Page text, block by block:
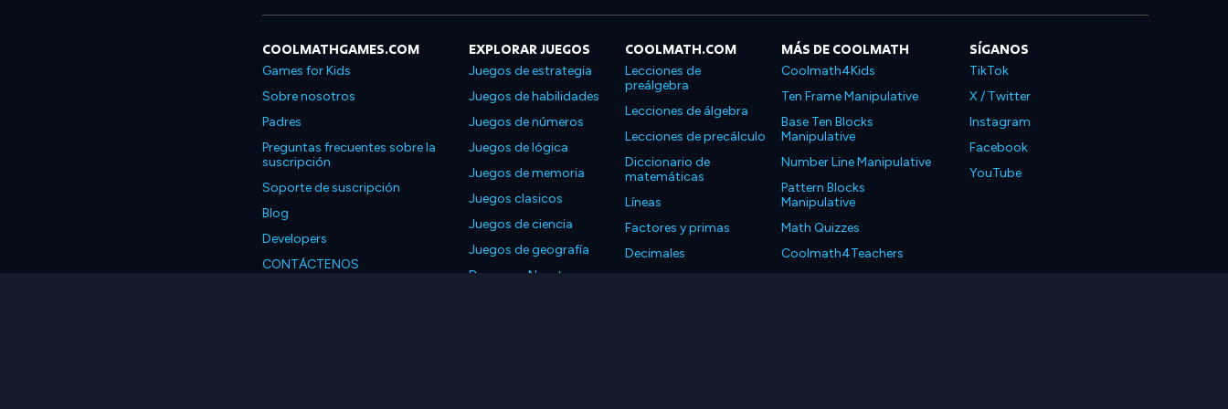
COOLMATHGAMES.COM
Games for Kids
Sobre nosotros
Padres
Preguntas frecuentes sobre la
suscripción
Soporte de suscripción
Blog
Developers
CONTÁCTENOS
EXPLORAR JUEGOS
Juegos de estrategia
Juegos de habilidades
Juegos de números
Juegos de lógica
Juegos de memoria
Juegos clasicos
Juegos de ciencia
Juegos de geografía
Descarga Nuestras
COOLMATH.COM
Lecciones de
preálgebra
Lecciones de álgebra
Lecciones de precálculo
Diccionario de
matemáticas
Líneas
Factores y primas
Decimales
MÁS DE COOLMATH
Coolmath4Kids
Ten Frame Manipulative
Base Ten Blocks
Manipulative
Number Line Manipulative
Pattern Blocks
Manipulative
Math Quizzes
Coolmath4Teachers
SÍGANOS
TikTok
X / Twitter
Instagram
Facebook
YouTube